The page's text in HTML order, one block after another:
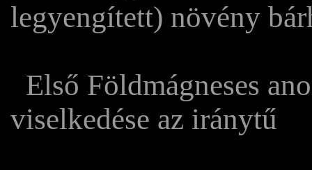
legyengített) növény
Első Földmágneses
viselkedése az iránytű